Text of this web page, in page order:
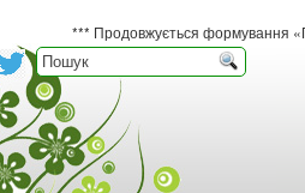
*** Продовжується формування «Першого